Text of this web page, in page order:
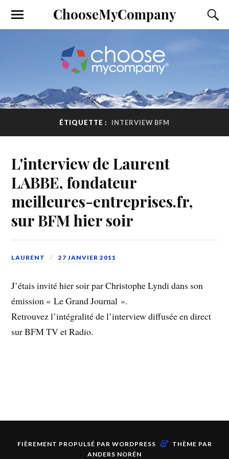
ChooseMyCompany
ÉTIQUETTE : INTERVIEW BFM
L'interview de Laurent
LABBE, fondateur
meilleures-entreprises.fr,
sur BFM hier soir
LAURENT 27 JANVIER 2011
J’étais invité hier soir par Christophe Lyndi dans son
émission « Le Grand Journal ».
Retrouvez l’intégralité de l’interview diffusée en direct
sur BFM TV et Radio.
FIÈREMENT PROPULSÉ PAR WORDPRESS &
THÈME PAR
ANDERS NORÉN